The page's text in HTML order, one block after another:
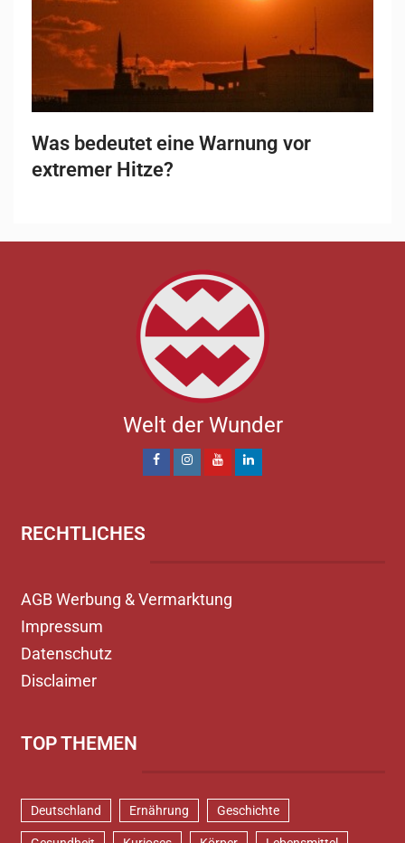
Was bedeutet eine Warnung vor
extremer Hitze?
Welt der Wunder
RECHTLICHES
AGB Werbung & Vermarktung
Impressum
Datenschutz
Disclaimer
TOP THEMEN
Deutschland Ernährung Geschichte